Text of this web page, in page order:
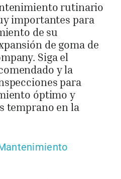
rutinario
importantes para
de su
de goma de
Siga el
y la
para
óptimo y
temprano en la